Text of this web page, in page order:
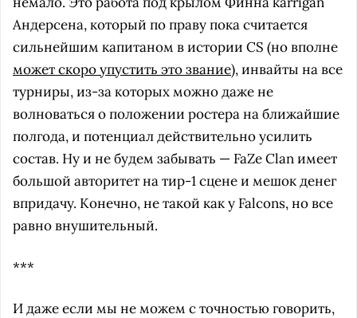
Андерсена, который по праву пока считается
сильнейшим капитаном в истории CS (но вполне
может скоро упустить это звание), инвайты на все
турниры, из-за которых можно даже не
волноваться о положении ростера на ближайшие
полгода, и потенциал действительно усилить
состав. Ну и не будем забывать — FaZe Clan имеет
большой авторитет на тир-1 сцене и мешок денег
впридачу. Конечно, не такой как у Falcons, но все
равно внушительный.
***
И даже если мы не можем с точностью говорить,